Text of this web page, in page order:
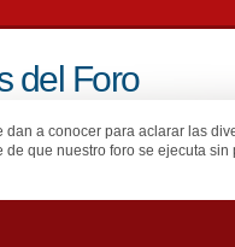
del Foro
dan a conocer para aclarar las
de que nuestro foro se ejecuta